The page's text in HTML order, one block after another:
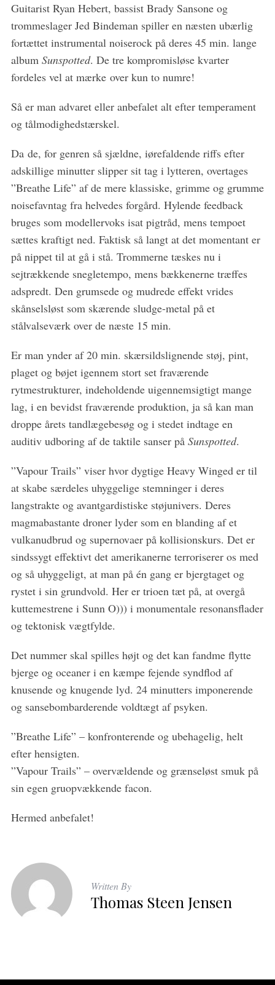
Guitarist Ryan Hebert, bassist Brady Sansone og
trommeslager Jed Bindeman spiller en næsten ubærlig
fortættet instrumental noiserock på deres 45 min. lange
album Sunspotted. De tre kompromisløse kvarter
fordeles vel at mærke over kun to numre!
Så er man advaret eller anbefalet alt efter temperament
og tålmodighedstærskel.
Da de, for genren så sjældne, iørefaldende riffs efter
adskillige minutter slipper sit tag i lytteren, overtages
”Breathe Life” af de mere klassiske, grimme og grumme
noisefavntag fra helvedes forgård. Hylende feedback
bruges som modellervoks isat pigtråd, mens tempoet
sættes kraftigt ned. Faktisk så langt at det momentant er
på nippet til at gå i stå. Trommerne tæskes nu i
sejtrækkende snegletempo, mens bækkenerne træffes
adspredt. Den grumsede og mudrede effekt vrides
skånselsløst som skærende sludge-metal på et
stålvalseværk over de næste 15 min.
Er man ynder af 20 min. skærsildslignende støj, pint,
plaget og bøjet igennem stort set fraværende
rytmestrukturer, indeholdende uigennemsigtigt mange
lag, i en bevidst fraværende produktion, ja så kan man
droppe årets tandlægebesøg og i stedet indtage en
auditiv udboring af de taktile sanser på Sunspotted.
”Vapour Trails” viser hvor dygtige Heavy Winged er til
at skabe særdeles uhyggelige stemninger i deres
langstrakte og avantgardistiske støjunivers. Deres
magmabastante droner lyder som en blanding af et
vulkanudbrud og supernovaer på kollisionskurs. Det er
sindssygt effektivt det amerikanerne terroriserer os med
og så uhyggeligt, at man på én gang er bjergtaget og
rystet i sin grundvold. Her er trioen tæt på, at overgå
kuttemestrene i Sunn O))) i monumentale resonansflader
og tektonisk vægtfylde.
Det nummer skal spilles højt og det kan fandme flytte
bjerge og oceaner i en kæmpe fejende syndflod af
knusende og knugende lyd. 24 minutters imponerende
og sansebombarderende voldtægt af psyken.
”Breathe Life” – konfronterende og ubehagelig, helt
efter hensigten.
”Vapour Trails” – overvældende og grænseløst smuk på
sin egen gruopvækkende facon.
Hermed anbefalet!
Written By
Thomas Steen Jensen
S
e
h
o
r